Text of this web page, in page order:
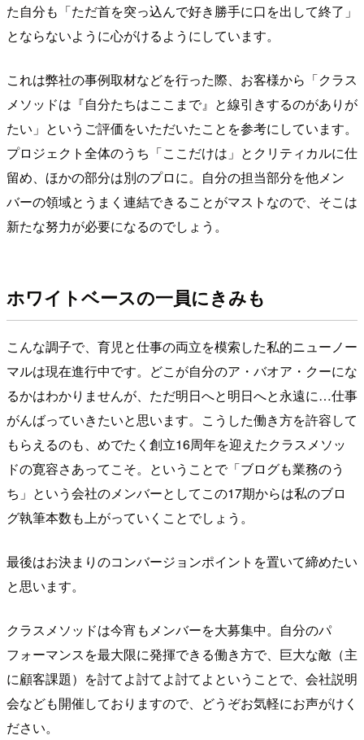
た自分も「ただ首を突っ込んで好き勝手に口を出して終了」
とならないように心がけるようにしています。
これは弊社の事例取材などを行った際、お客様から「クラス
メソッドは『自分たちはここまで』と線引きするのがありが
たい」というご評価をいただいたことを参考にしています。
プロジェクト全体のうち「ここだけは」とクリティカルに仕
留め、ほかの部分は別のプロに。自分の担当部分を他メン
バーの領域とうまく連結できることがマストなので、そこは
新たな努力が必要になるのでしょう。
ホワイトベースの一員にきみも
こんな調子で、育児と仕事の両立を模索した私的ニューノー
マルは現在進行中です。どこが自分のア・バオア・クーにな
るかはわかりませんが、ただ明日へと明日へと永遠に…仕事
がんばっていきたいと思います。こうした働き方を許容して
もらえるのも、めでたく創立16周年を迎えたクラスメソッ
ドの寛容さあってこそ。ということで「ブログも業務のう
ち」という会社のメンバーとしてこの17期からは私のブロ
グ執筆本数も上がっていくことでしょう。
最後はお決まりのコンバージョンポイントを置いて締めたい
と思います。
クラスメソッドは今宵もメンバーを大募集中。自分のパ
フォーマンスを最大限に発揮できる働き方で、巨大な敵（主
に顧客課題）を討てよ討てよ討てよということで、会社説明
会なども開催しておりますので、どうぞお気軽にお声がけく
ださい。